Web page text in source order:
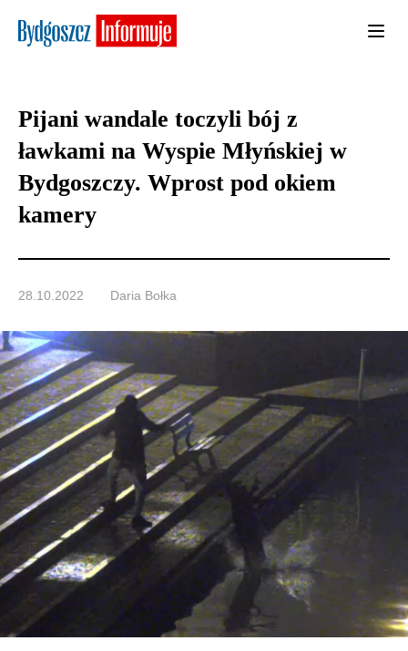
Pijani wandale toczyli bój z
ławkami na Wyspie Młyńskiej w
Bydgoszczy. Wprost pod okiem
kamery
28.10.2022 Daria Bołka